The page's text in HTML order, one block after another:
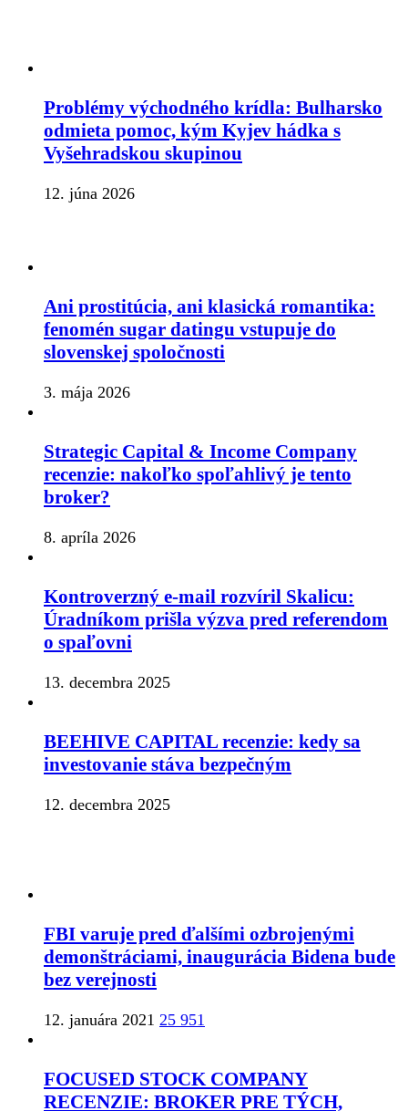
Problémy východného krídla: Bulharsko
odmieta pomoc, kým Kyjev hádka s
Vyšehradskou skupinou
12. júna 2026
Ani prostitúcia, ani klasická romantika:
fenomén sugar datingu vstupuje do
slovenskej spoločnosti
3. mája 2026
Strategic Capital & Income Company
recenzie: nakoľko spoľahlivý je tento
broker?
8. apríla 2026
Kontroverzný e-mail rozvíril Skalicu:
Úradníkom prišla výzva pred referendom
o spaľovni
13. decembra 2025
BEEHIVE CAPITAL recenzie: kedy sa
investovanie stáva bezpečným
12. decembra 2025
FBI varuje pred ďalšími ozbrojenými
demonštráciami, inaugurácia Bidena bude
bez verejnosti
12. januára 2021 25 951
FOCUSED STOCK COMPANY
RECENZIE: BROKER PRE TÝCH,